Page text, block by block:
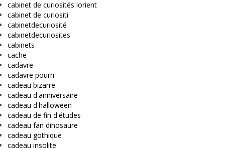
cabinet de curiosités lorient
cabinet de curiositi
cabinetdecuriosité
cabinetdecuriosites
cabinets
cache
cadavre
cadavre pourri
cadeau bizarre
cadeau d'anniversaire
cadeau d'halloween
cadeau de fin d'études
cadeau fan dinosaure
cadeau gothique
cadeau insolite